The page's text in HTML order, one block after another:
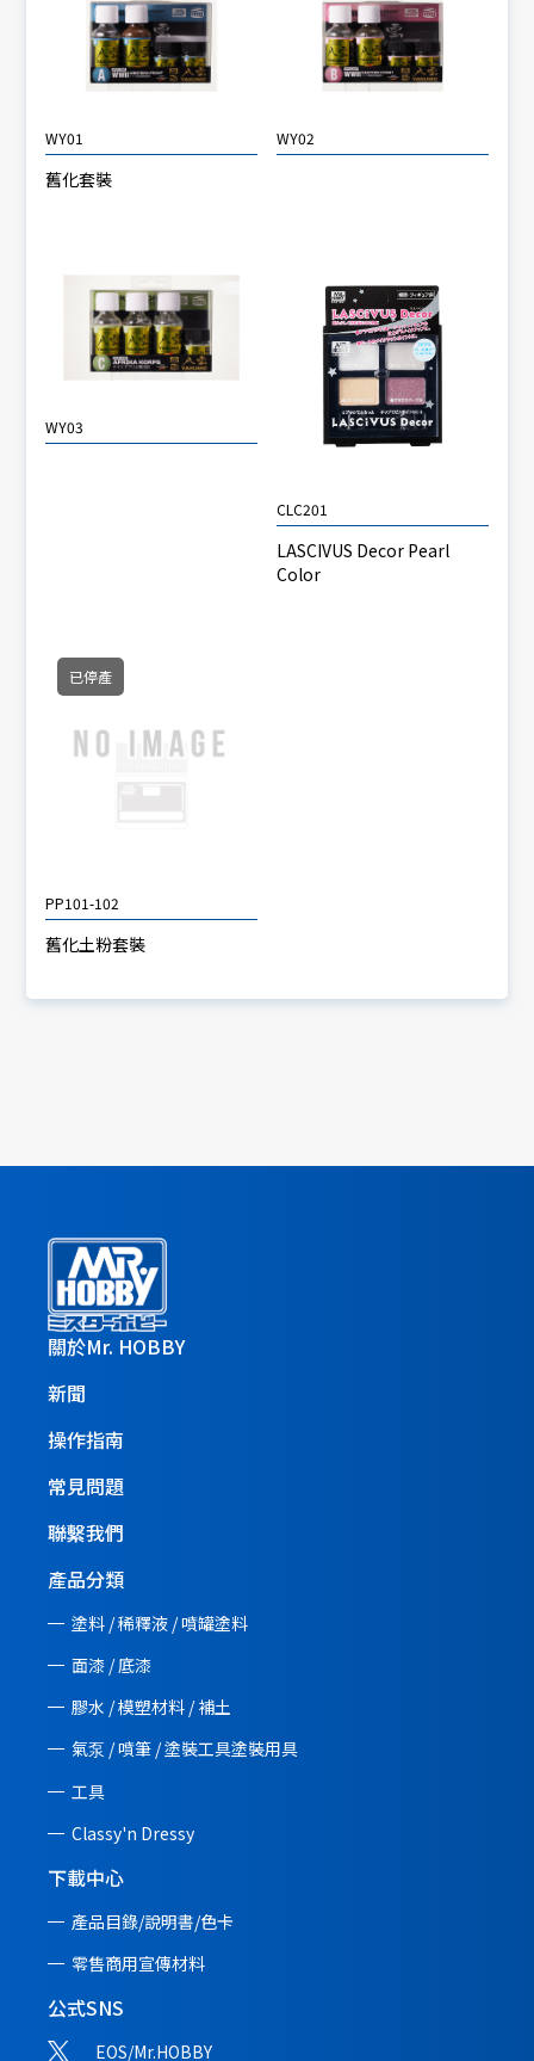
WY01
舊化套裝
WY02
WY03
CLC201
LASCIVUS Decor Pearl
Color
已停產
PP101-102
舊化土粉套裝
關於Mr. HOBBY
新聞
操作指南
常見問題
聯繫我們
產品分類
塗料 / 稀釋液 / 噴罐塗料
面漆 / 底漆
膠水 / 模塑材料 / 補土
氣泵 / 噴筆 / 塗裝工具塗裝用具
工具
Classy'n Dressy
下載中心
產品目錄/說明書/色卡
零售商用宣傳材料
公式SNS
EOS/Mr.HOBBY